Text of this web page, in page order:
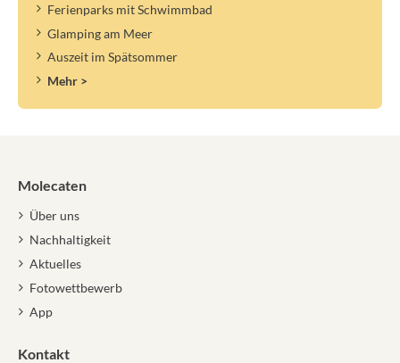
Ferienparks mit Schwimmbad
Glamping am Meer
Auszeit im Spätsommer
Mehr >
Molecaten
Über uns
Nachhaltigkeit
Aktuelles
Fotowettbewerb
App
Kontakt